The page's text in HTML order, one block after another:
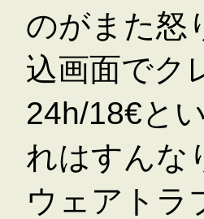
のがまた怒
込画面でク
24h/18€と
れはすんな
ウェアトラ